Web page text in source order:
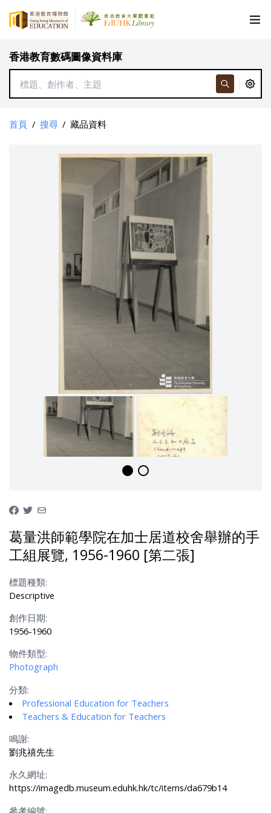
香港教育數碼圖像資料庫
首頁 / 搜尋 / 藏品資料
葛量洪師範學院在加士居道校舍舉辦的手
工組展覽, 1956-1960 [第二張]
標題種類:
Descriptive
創作日期:
1956-1960
物件類型:
Photograph
分類:
Professional Education for Teachers
Teachers & Education for Teachers
鳴謝:
劉兆禧先生
永久網址:
https://imagedb.museum.eduhk.hk/tc/items/da679b14
參考編號: